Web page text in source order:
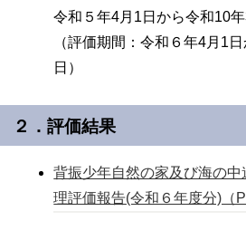
令和５年4月1日から令和10年
（評価期間：令和６年4月1
日）
２．評価結果
背振少年自然の家及び海の
理評価報告(令和６年度分)（